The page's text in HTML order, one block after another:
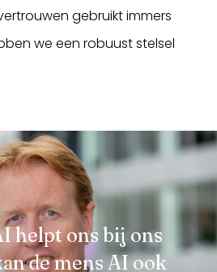
gebruikt immers
we een robuust stelsel
helpt ons bij ons
de mens AI ook